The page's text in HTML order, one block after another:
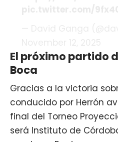
El próximo partido
Boca
Gracias a la victoria
conducido por Herrón
final del Torneo
será Instituto de